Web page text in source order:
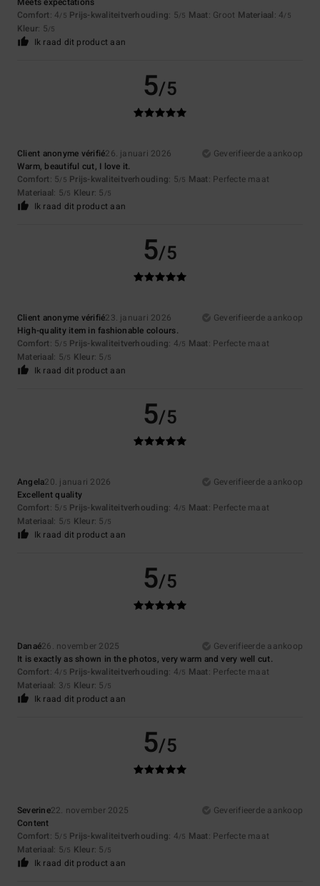
Comfort: 4/5 Prijs-kwaliteitverhouding: 5/5 Maat: Groot Materiaal: 4/5
Kleur: 5/5
Ik raad dit product aan
5/5
Client anonyme vérifié26. januari 2026
Geverifieerde aankoop
Warm, beautiful cut, I love it.
Comfort: 5/5 Prijs-kwaliteitverhouding: 5/5 Maat: Perfecte maat
Materiaal: 5/5 Kleur: 5 /5
Ik raad dit product aan
5/5
Client anonyme vérifié23. januari 2026
Geverifieerde aankoop
High-quality item in fashionable colours.
Comfort: 5/5 Prijs-kwaliteitverhouding: 4/5 Maat: Perfecte maat
Materiaal: 5/5 Kleur: 5 /5
Ik raad dit product aan
5/5
Angela20. januari 2026
Geverifieerde aankoop
Excellent quality
Comfort: 5/5 Prijs-kwaliteitverhouding: 4/5 Maat: Perfecte maat
Materiaal: 5/5 Kleur: 5 /5
Ik raad dit product aan
5/5
Danaé26. november 2025
Geverifieerde aankoop
It is exactly as shown in the photos, very warm and very well cut.
Comfort: 4/5 Prijs-kwaliteitverhouding: 4/5 Maat: Perfecte maat
Materiaal: 3/5 Kleur: 5 /5
Ik raad dit product aan
5/5
Severine22. november 2025
Geverifieerde aankoop
Content
Comfort: 5/5 Prijs-kwaliteitverhouding: 4/5 Maat: Perfecte maat
Materiaal: 5/5 Kleur: 5 /5
Ik raad dit product aan